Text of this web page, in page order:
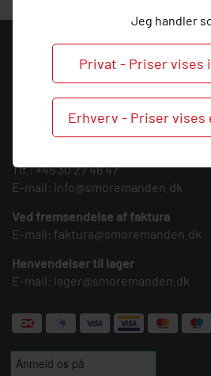
Jeg handler
Privat - Priser vises
Erhverv - Priser vises
KONTAKT
Smøremanden A/S
CVR: 39683717
Søndergården 3
9640 Farsø
Tlf.:+45 30 27 46 47
E-mail: info@smoremanden.dk
Ved fremsendelse af faktura
E-mail: faktura@smoremanden.dk
Henvendelser til lager
E-mail: lager@smoremanden.dk